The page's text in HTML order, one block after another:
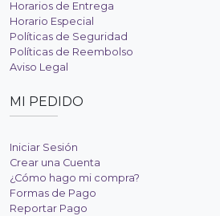
Horarios de Entrega
Horario Especial
Políticas de Seguridad
Políticas de Reembolso
Aviso Legal
MI PEDIDO
Iniciar Sesión
Crear una Cuenta
¿Cómo hago mi compra?
Formas de Pago
Reportar Pago